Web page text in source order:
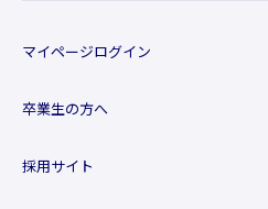
マイページログイン
卒業生の方へ
採用サイト